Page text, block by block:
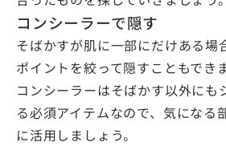
コンシーラーで隠す
そばかすが肌に一部にだけある場
ポイントを絞って隠すこともできま
コンシーラーはそばかす以外にも
る必須アイテムなので、気になる
に活用しましょう。